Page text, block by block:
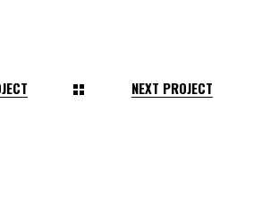
NEXT PROJECT